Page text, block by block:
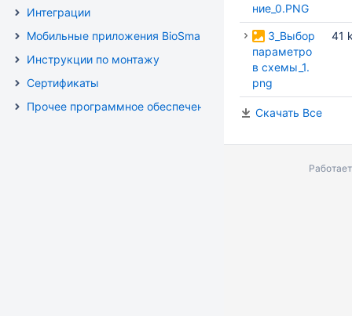
Интеграции
Мобильные приложения BioSmart
Инструкции по монтажу
Сертификаты
Прочее программное обеспечение
ние_0.PNG
3_Выбор
параметро
в схемы_1.
png
41
Скачать Все